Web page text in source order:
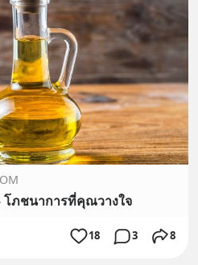
ภชนาการที่คุณวางใจ
18 3 8